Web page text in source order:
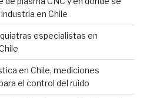
en Chile
especialistas en
en Chile, mediciones
el control del ruido